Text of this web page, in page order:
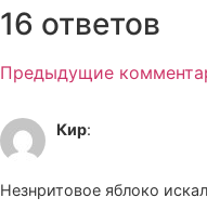
16 ответов
Предыдущие
Кир:
Незнритовое яблоко